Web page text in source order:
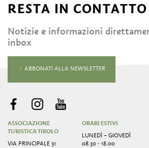
RESTA IN
Notizie e informazioni
inbox
ABBONATI ALLA NEWSLETTER
ASSOCIAZIONE
TURISTICA TIROLO
VIA PRINCIPALE 31
ORARI ESTIVI
LUNEDÌ – GIOVEDÌ
08.30 - 18.00